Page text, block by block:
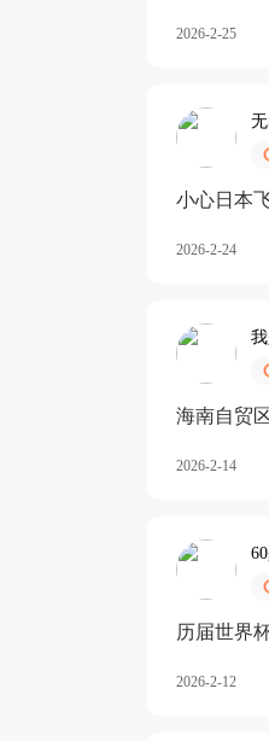
2026-2-25
小心日本
2026-2-24
海南自贸
2026-2-14
历届世界
2026-2-12